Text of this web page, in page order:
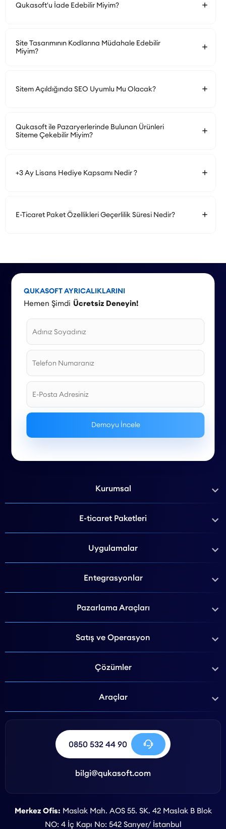
Qukasoft'u İade Edebilir Miyim?
Site Tasarımının Kodlarına Müdahale Edebilir
Miyim?
Sitem Açıldığında SEO Uyumlu Mu Olacak?
Qukasoft ile Pazaryerlerinde Bulunan Ürünleri
Siteme Çekebilir Miyim?
+3 Ay Lisans Hediye Kapsamı Nedir ?
E-Ticaret Paket Özellikleri Geçerlilik Süresi Nedir?
QUKASOFT AYRICALIKLARINI
Hemen Şimdi Ücretsiz Deneyin!
Kurumsal
E-ticaret Paketleri
Uygulamalar
Entegrasyonlar
Pazarlama Araçları
Satış ve Operasyon
Çözümler
Araçlar
0850 532 44 90
bilgi@qukasoft.com
Merkez Ofis: Maslak Mah. AOS 55. SK. 42 Maslak B Blok
NO: 4 İç Kapı No: 542 Sarıyer/ İstanbul